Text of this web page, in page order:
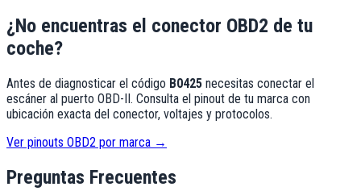
¿No encuentras el conector OBD2 de tu
coche?
Antes de diagnosticar el código B0425 necesitas conectar el
escáner al puerto OBD-II. Consulta el pinout de tu marca con
ubicación exacta del conector, voltajes y protocolos.
Ver pinouts OBD2 por marca →
Preguntas Frecuentes